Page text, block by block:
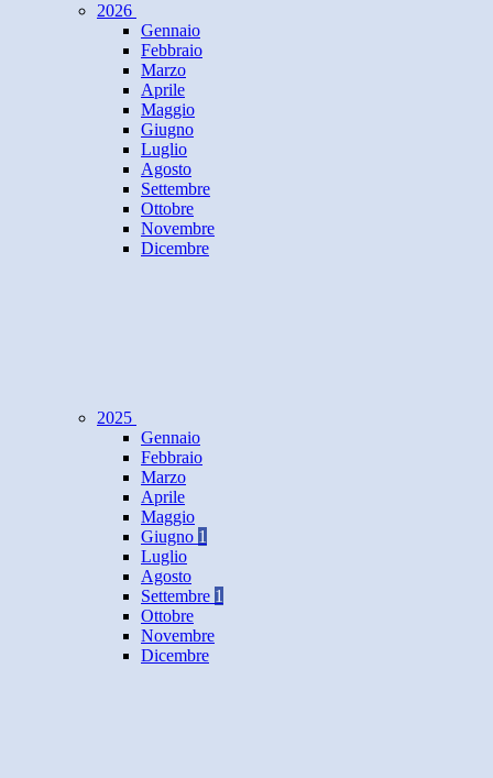
2026
Gennaio
Febbraio
Marzo
Aprile
Maggio
Giugno
Luglio
Agosto
Settembre
Ottobre
Novembre
Dicembre
2025
Gennaio
Febbraio
Marzo
Aprile
Maggio
Giugno 1
Luglio
Agosto
Settembre 1
Ottobre
Novembre
Dicembre